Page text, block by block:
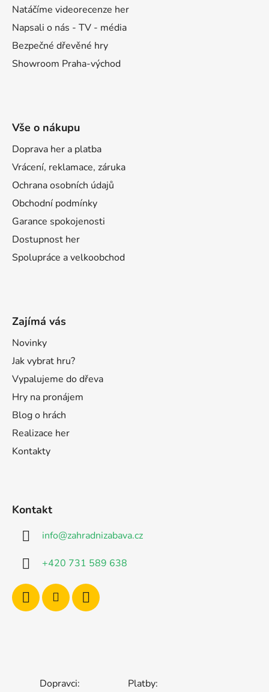
Natáčíme videorecenze her
Napsali o nás - TV - média
Bezpečné dřevěné hry
Showroom Praha-východ
Vše o nákupu
Doprava her a platba
Vrácení, reklamace, záruka
Ochrana osobních údajů
Obchodní podmínky
Garance spokojenosti
Dostupnost her
Spolupráce a velkoobchod
Zajímá vás
Novinky
Jak vybrat hru?
Vypalujeme do dřeva
Hry na pronájem
Blog o hrách
Realizace her
Kontakty
Kontakt
info@zahradnizabava.cz
+420 731 589 638
Dopravci: Platby: